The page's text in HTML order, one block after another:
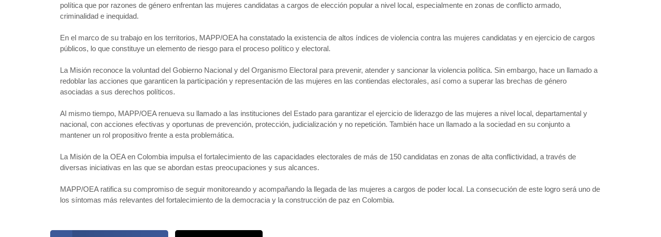
política que por razones de género enfrentan las mujeres candidatas a cargos de elección popular a nivel local, especialmente en zonas de conflicto armado,
criminalidad e inequidad.
En el marco de su trabajo en los territorios, MAPP/OEA ha constatado la existencia de altos índices de violencia contra las mujeres candidatas y en ejercicio de cargos
públicos, lo que constituye un elemento de riesgo para el proceso político y electoral.
La Misión reconoce la voluntad del Gobierno Nacional y del Organismo Electoral para prevenir, atender y sancionar la violencia política. Sin embargo, hace un llamado a
redoblar las acciones que garanticen la participación y representación de las mujeres en las contiendas electorales, así como a superar las brechas de género
asociadas a sus derechos políticos.
Al mismo tiempo, MAPP/OEA renueva su llamado a las instituciones del Estado para garantizar el ejercicio de liderazgo de las mujeres a nivel local, departamental y
nacional, con acciones efectivas y oportunas de prevención, protección, judicialización y no repetición. También hace un llamado a la sociedad en su conjunto a
mantener un rol propositivo frente a esta problemática.
La Misión de la OEA en Colombia impulsa el fortalecimiento de las capacidades electorales de más de 150 candidatas en zonas de alta conflictividad, a través de
diversas iniciativas en las que se abordan estas preocupaciones y sus alcances.
MAPP/OEA ratifica su compromiso de seguir monitoreando y acompañando la llegada de las mujeres a cargos de poder local. La consecución de este logro será uno de
los síntomas más relevantes del fortalecimiento de la democracia y la construcción de paz en Colombia.